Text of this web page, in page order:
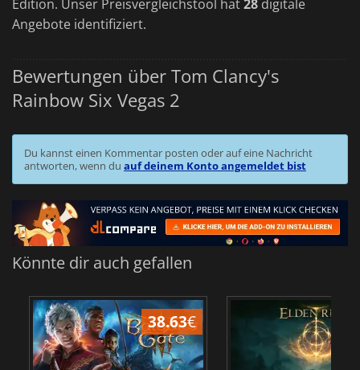
Edition. Unser Preisvergleichstool hat28 digitale
Angebote identifiziert.
Bewertungen über Tom Clancy's
Rainbow Six Vegas 2
Du kannst einen Kommentar posten oder auf eine Nachricht
antworten, wenn du auf deinem Konto angemeldet bist
Könnte dir auch gefallen
38.63€